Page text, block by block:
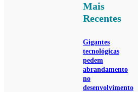
Mais
Recentes
Gigantes
tecnológicas
pedem
abrandamento
no
desenvolvimento